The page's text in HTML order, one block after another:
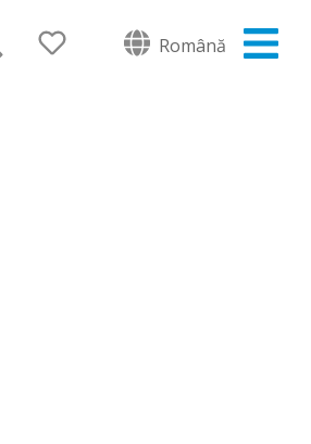
Română